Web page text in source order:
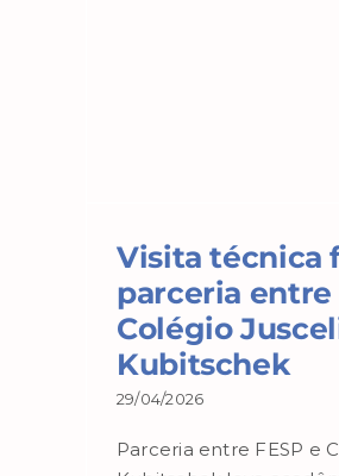
Visita técnica
parceria entre
Colégio
Kubitschek
29/04/2026
Parceria entre FESP e